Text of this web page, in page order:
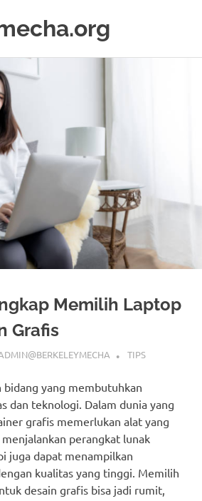
Memilih Laptop
Grafis
TIPS
bidang yang membutuhkan
dan teknologi. Dalam dunia yang
grafis memerlukan alat yang
perangkat lunak
juga dapat menampilkan
kualitas yang tinggi. Memilih
desain grafis bisa jadi rumit,